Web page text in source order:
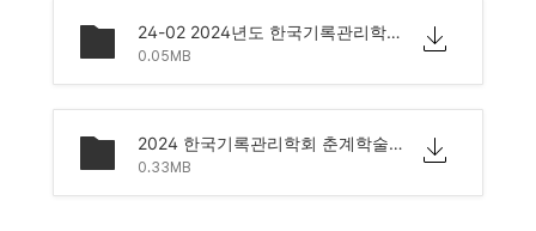
24-02 2024년도 한국기록관리학회 춘계학술대회 개최 알림.pdf
0.05MB
2024 한국기록관리학회 춘계학술대회 포스터.pdf
0.33MB